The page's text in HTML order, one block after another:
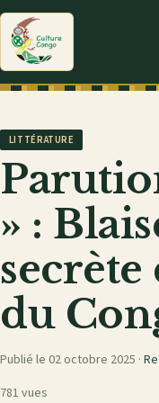
LITTÉRATURE
» :
du
Publié le 02 octobre 2025 ·
781 vues